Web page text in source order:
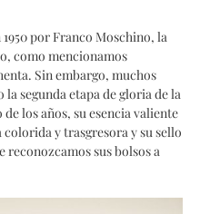
por Franco Moschino, la
como mencionamos
Sin embargo, muchos
segunda etapa de gloria de la
los años, su esencia valiente
y trasgresora y su sello
reconozcamos sus bolsos a